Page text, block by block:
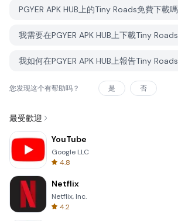
PGYER APK HUB上的Tiny Roads免費下載
我需要在PGYER APK HUB上下載Tiny
我如何在PGYER APK HUB上報告Tiny
您发现这个有帮助吗？ 是 否
最受歡迎
YouTube
Google LLC
4.8
Netflix
Netflix, Inc.
4.2